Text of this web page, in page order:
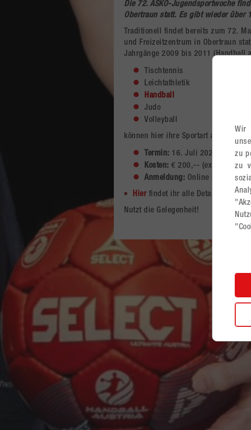
Die 72. ASKÖ-Jugendsportwoche
Obertraunstatt. Es gibt wieder über
Traditionell findet bereits zum 72.
und Freizeitzentrum in Obertraun
Jahrgänge 2009 bis 2011 (Handball
Tischtennis
Leichtathletik
Handball
Judo
Volleyball
können hier ihre Sportart ausüben,
Termin: 16. Juli 2023 bis 22.
Kosten: € 200,-- (exkl. An- und
Anmeldung: Online bis
Hier findet ihr alle Details.
Nutzt die Gelegenheit!
Wir
zu
zu